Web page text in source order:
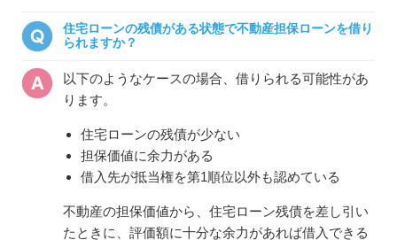
住宅ローンの残債がある状態で不動産担保ローンを借り
られますか？
以下のようなケースの場合、借りられる可能性があ
ります。
住宅ローンの残債が少ない
担保価値に余力がある
借入先が抵当権を第1順位以外も認めている
不動産の担保価値から、住宅ローン残債を差し引い
たときに、評価額に十分な余力があれば借入できる